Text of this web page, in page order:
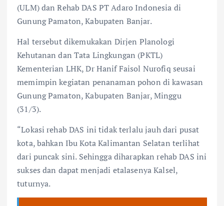
(ULM) dan Rehab DAS PT Adaro Indonesia di
Gunung Pamaton, Kabupaten Banjar.
Hal tersebut dikemukakan Dirjen Planologi
Kehutanan dan Tata Lingkungan (PKTL)
Kementerian LHK, Dr Hanif Faisol Nurofiq seusai
memimpin kegiatan penanaman pohon di kawasan
Gunung Pamaton, Kabupaten Banjar, Minggu
(31/3).
“Lokasi rehab DAS ini tidak terlalu jauh dari pusat
kota, bahkan Ibu Kota Kalimantan Selatan terlihat
dari puncak sini. Sehingga diharapkan rehab DAS ini
sukses dan dapat menjadi etalasenya Kalsel,
tuturnya.